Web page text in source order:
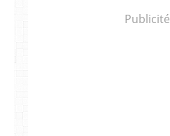
Publicité